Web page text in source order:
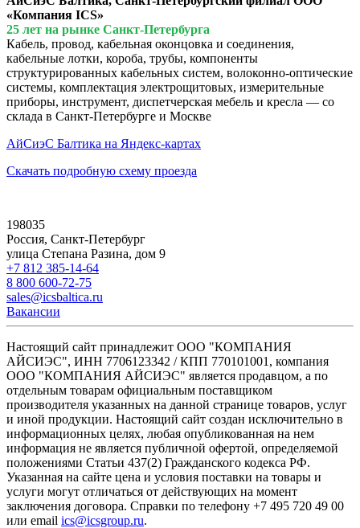
«Компания ICS»
25 лет на рынке Санкт-Петербурга
Кабель, провод, кабельная оконцовка и соединения,
кабельные лотки, короба, трубы, компоненты
структурированных кабельных систем, волоконно-оптические
системы, комплектация электрощитовых, измерительные
приборы, инструмент, диспетчерская мебель и кресла — со
склада в Санкт-Петербурге и Москве
АйСиэС Балтика на Яндекс-картах
Скачать подробную схему проезда
198035
Россия, Санкт-Петербург
улица Степана Разина, дом 9
+7 812 385-14-64
8 800 600-72-75
sales@icsbaltica.ru
Вакансии
Настоящий сайт принадлежит ООО "КОМПАНИЯ
АЙСИЭС", ИНН 7706123342 / КПП 770101001, компания
ООО "КОМПАНИЯ АЙСИЭС" является продавцом, а по
отдельным товарам официальным поставщиком
производителя указанных на данной странице товаров, услуг
и иной продукции. Настоящий сайт создан исключительно в
информационных целях, любая опубликованная на нем
информация не является публичной офертой, определяемой
положениями Статьи 437(2) Гражданского кодекса РФ.
Указанная на сайте цена и условия поставки на товары и
услуги могут отличаться от действующих на момент
заключения договора. Справки по телефону +7 495 720 49 00
или email ics@icsgroup.ru.